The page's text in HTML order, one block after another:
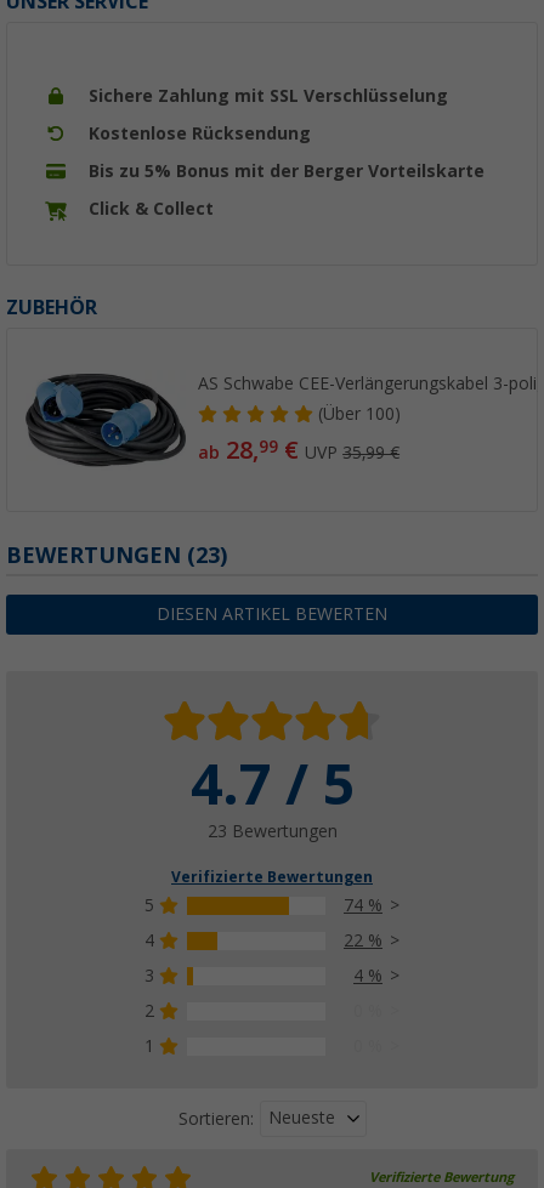
Sichere Zahlung mit SSL Verschlüsselung
Kostenlose Rücksendung
Bis zu 5% Bonus mit der Berger Vorteilskarte
Click & Collect
ZUBEHÖR
AS Schwabe CEE-Verlängerungskabel 3-
(Über100)
ab 28,99 € UVP35,99 €
BEWERTUNGEN (23)
DIESEN ARTIKEL BEWERTEN
4.7 / 5
23 Bewertungen
Verifizierte Bewertungen
5
74 %
4
22 %
3
4 %
2
1
Sortieren: Neueste
Verifizierte Bewertung